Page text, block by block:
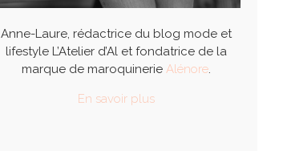
Anne-Laure, rédactrice du blog mode et
lifestyle L’Atelier d’Al et fondatrice de la
marque de maroquinerieAlénore.
En savoir plus